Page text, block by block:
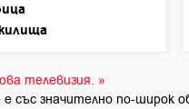
телевизия. »
значително по-широк